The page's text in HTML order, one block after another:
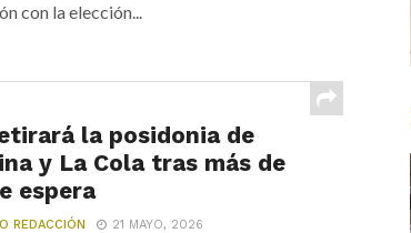
con la elección...
la posidonia de
y La Cola tras más de
espera
REDACCIÓN 21 MAYO, 2026